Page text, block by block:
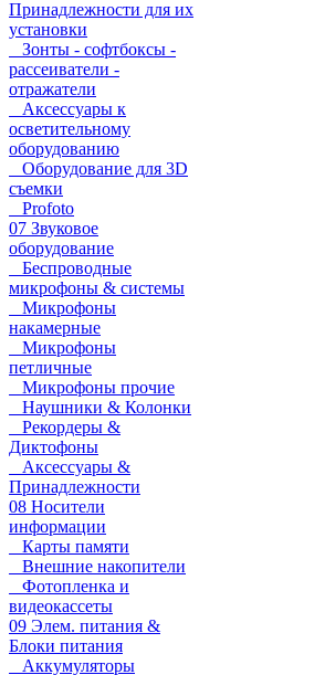
Принадлежности для их
установки
Зонты - софтбоксы -
рассеиватели -
отражатели
Аксессуары к
осветительному
оборудованию
Оборудование для 3D
съемки
Profoto
07 Звуковое
оборудование
Беспроводные
микрофоны & системы
Микрофоны
накамерные
Микрофоны
петличные
Микрофоны прочие
Наушники & Колонки
Рекордеры &
Диктофоны
Аксессуары &
Принадлежности
08 Носители
информации
Карты памяти
Внешние накопители
Фотопленка и
видеокассеты
09 Элем. питания &
Блоки питания
Аккумуляторы